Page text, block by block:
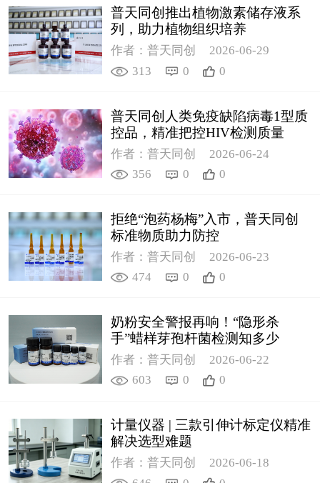
普天同创推出植物激素储存液系
列，助力植物组织培养
作者：普天同创
2026-06-29
313
0 0
普天同创人类免疫缺陷病毒1型质
控品，精准把控HIV检测质量
作者：普天同创
2026-06-24
356
0 0
拒绝“泡药杨梅”入市，普天同创
标准物质助力防控
作者：普天同创
2026-06-23
474
0 0
奶粉安全警报再响！“隐形杀
手”蜡样芽孢杆菌检测知多少
作者：普天同创
2026-06-22
603
0 0
计量仪器 | 三款引伸计标定仪精准
解决选型难题
作者：普天同创
2026-06-18